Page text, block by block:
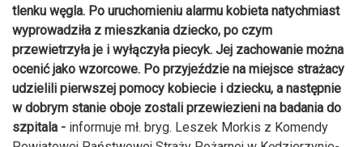
tlenku węgla. Po uruchomieniu alarmu kobieta natychmiast
wyprowadziła z mieszkania dziecko, po czym
przewietrzyła je i wyłączyła piecyk. Jej zachowanie można
ocenić jako wzorcowe. Po przyjeździe na miejsce strażacy
udzielili pierwszej pomocy kobiecie i dziecku, a następnie
w dobrym stanie oboje zostali przewiezieni na badania do
szpitala - informuje mł. bryg. Leszek Morkis z Komendy